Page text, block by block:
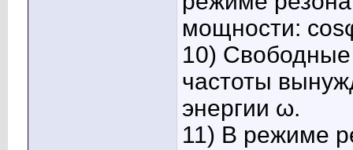
мощности:
10) Свободные
частоты
энергии ω.
11) В режиме